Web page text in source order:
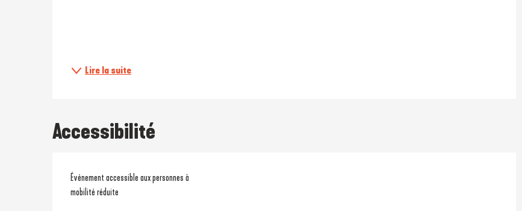
Lire la suite
Accessibilité
Événement accessible aux personnes à
mobilité réduite